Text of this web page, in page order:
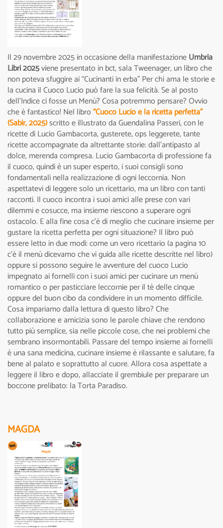
Il 29 novembre 2025 in occasione della manifestazioneUmbria
Libri 2025viene presentato in bct, sala Tweenager, un libro che
non poteva sfuggire ai “Cucinanti in erba” Per chi ama le storie e
la cucina il Cuoco Lucio può fare la sua felicità. Se al posto
dell’Indice ci fosse un Menù? Cosa potremmo pensare? Ovvio
che è fantastico! Nel libro“Cuoco Lucio e la ricetta perfetta”
(Sabir, 2025)scritto e illustrato da Guendalina Passeri, con le
ricette di Lucio Gambacorta, gusterete, ops leggerete, tante
ricette accompagnate da altrettante storie: dall’antipasto al
dolce, merenda compresa. Lucio Gambacorta di professione fa
il cuoco, quindi è un super esperto, i suoi consigli sono
fondamentali nella realizzazione di ogni leccornia. Non
aspettatevi di leggere solo un ricettario, ma un libro con tanti
racconti. Il cuoco incontra i suoi amici alle prese con vari
dilemmi e cosucce, ma insieme riescono a superare ogni
ostacolo. E alla fine cosa c’è di meglio che cucinare insieme per
gustare la ricetta perfetta per ogni situazione? Il libro può
essere letto in due modi: come un vero ricettario (a pagina 10
c'è il menù dicevamo che vi guida alle ricette descritte nel libro)
oppure si possono seguire le avventure del cuoco Lucio
impegnato ai fornelli con i suoi amici per cucinare un menù
romantico o per pasticciare leccornie per il tè delle cinque
oppure del buon cibo da condividere in un momento difficile.
Cosa impariamo dalla lettura di questo libro? Che
collaborazione e amicizia sono le parole chiave che rendono
tutto più semplice, sia nelle piccole cose, che nei problemi che
sembrano insormontabili. Passare del tempo insieme ai fornelli
è una sana medicina, cucinare insieme è rilassante e salutare, fa
bene al palato e soprattutto al cuore. Allora cosa aspettate a
leggere il libro e dopo, allacciate il grembiule per preparare un
boccone prelibato: la Torta Paradiso.
MAGDA